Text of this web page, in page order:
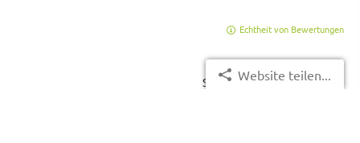
Echtheit von Bewertungen
Seite teilen:Website teilen...